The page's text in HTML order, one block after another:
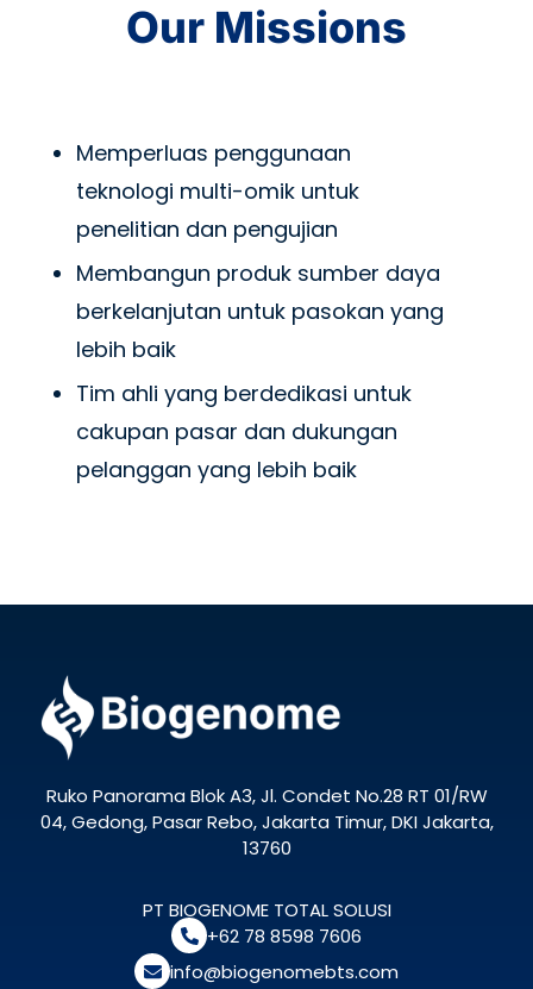
Our Missions
Memperluas penggunaan
teknologi multi-omik untuk
penelitian dan pengujian
Membangun produk sumber daya
berkelanjutan untuk pasokan yang
lebih baik
Tim ahli yang berdedikasi untuk
cakupan pasar dan dukungan
pelanggan yang lebih baik
Ruko Panorama Blok A3, Jl. Condet No.28 RT 01/RW
04, Gedong, Pasar Rebo, Jakarta Timur, DKI Jakarta,
13760
PT BIOGENOME TOTAL SOLUSI
+62 78 8598 7606
info@biogenomebts.com